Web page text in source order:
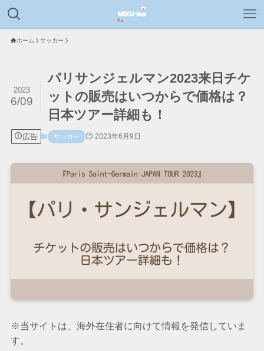
ホーム サッカー
パリサンジェルマン2023来日チケ
ットの販売はいつからで価格は？
日本ツアー詳細も！
2023
6/09
広告 サッカー 2023年6月9日
※当サイトは、海外在住者に向けて情報を発信していま
す。